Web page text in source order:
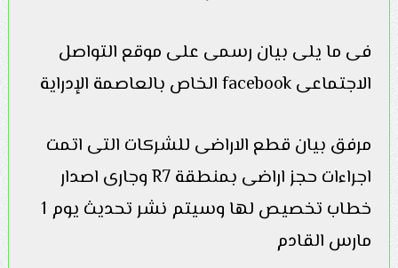
فى ما يلى بيان رسمى على موقع التواصل
الاجتماعى facebook الخاص بالعاصمة الإدراية
مرفق بيان قطع الاراضى للشركات التى اتمت
اجراءات حجز اراضى بمنطقة R7 وجارى اصدار
خطاب تخصيص لها وسيتم نشر تحديث يوم 1
مارس القادم